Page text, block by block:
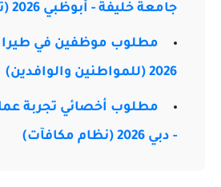
جامعة خليفة - أبوظبي 2026 (توظيف فوري)
مطلوب موظفين في طيران
2026 (للمواطنين والوافدين)
مطلوب أخصائي تجربة
- دبي 2026 (نظام مكافآت)